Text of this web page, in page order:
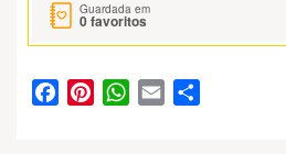
Guardada em
0favoritos
FacebookPinterestWhatsApp
Email